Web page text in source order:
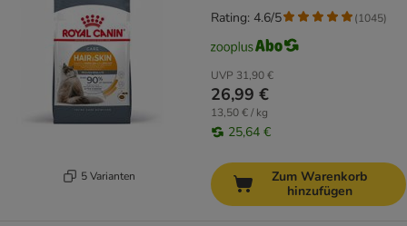
5 Varianten
UVP 31,90 €
26,99 €
13,50 € / kg
25,64 €
Rating: 4.6/5 (1045)
Zum Warenkorb
hinzufügen